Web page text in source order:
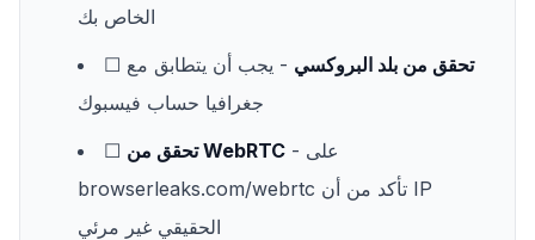
الخاص بك
☐
تحقق من بلد البروكسي - يجب أن يتطابق مع
جغرافيا حساب فيسبوك
☐
تحقق من WebRTC
- على
browserleaks.com/webrtc
الحقيقي غير مرئي